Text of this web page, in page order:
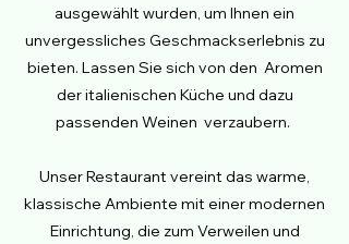
ausgewählt wurden, um Ihnen ein
unvergessliches Geschmackserlebnis zu
bieten. Lassen Sie sich von den Aromen
der italienischen Küche und dazu
passenden Weinen verzaubern.
Unser Restaurant vereint das warme,
klassische Ambiente mit einer modernen
Einrichtung, die zum Verweilen und